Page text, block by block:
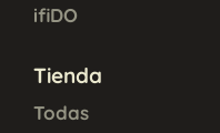
ifiDO
Tienda
Todas